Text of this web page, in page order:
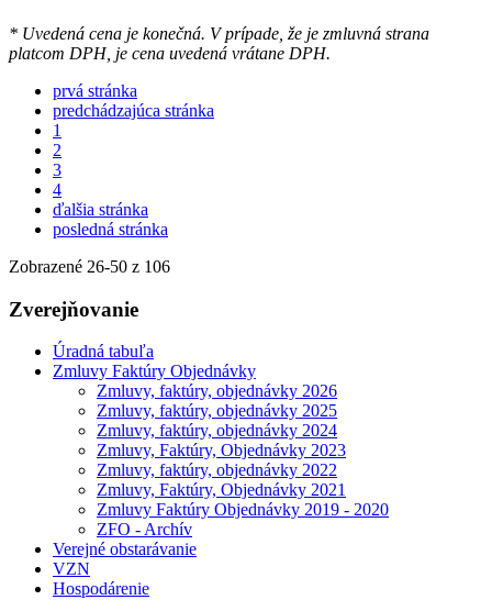
* Uvedená cena je konečná. V prípade, že je zmluvná strana
platcom DPH, je cena uvedená vrátane DPH.
prvá stránka
predchádzajúca stránka
1
2
3
4
ďalšia stránka
posledná stránka
Zobrazené 26-50 z 106
Zverejňovanie
Úradná tabuľa
Zmluvy Faktúry Objednávky
Zmluvy, faktúry, objednávky 2026
Zmluvy, faktúry, objednávky 2025
Zmluvy, faktúry, objednávky 2024
Zmluvy, Faktúry, Objednávky 2023
Zmluvy, faktúry, objednávky 2022
Zmluvy, Faktúry, Objednávky 2021
Zmluvy Faktúry Objednávky 2019 - 2020
ZFO - Archív
Verejné obstarávanie
VZN
Hospodárenie